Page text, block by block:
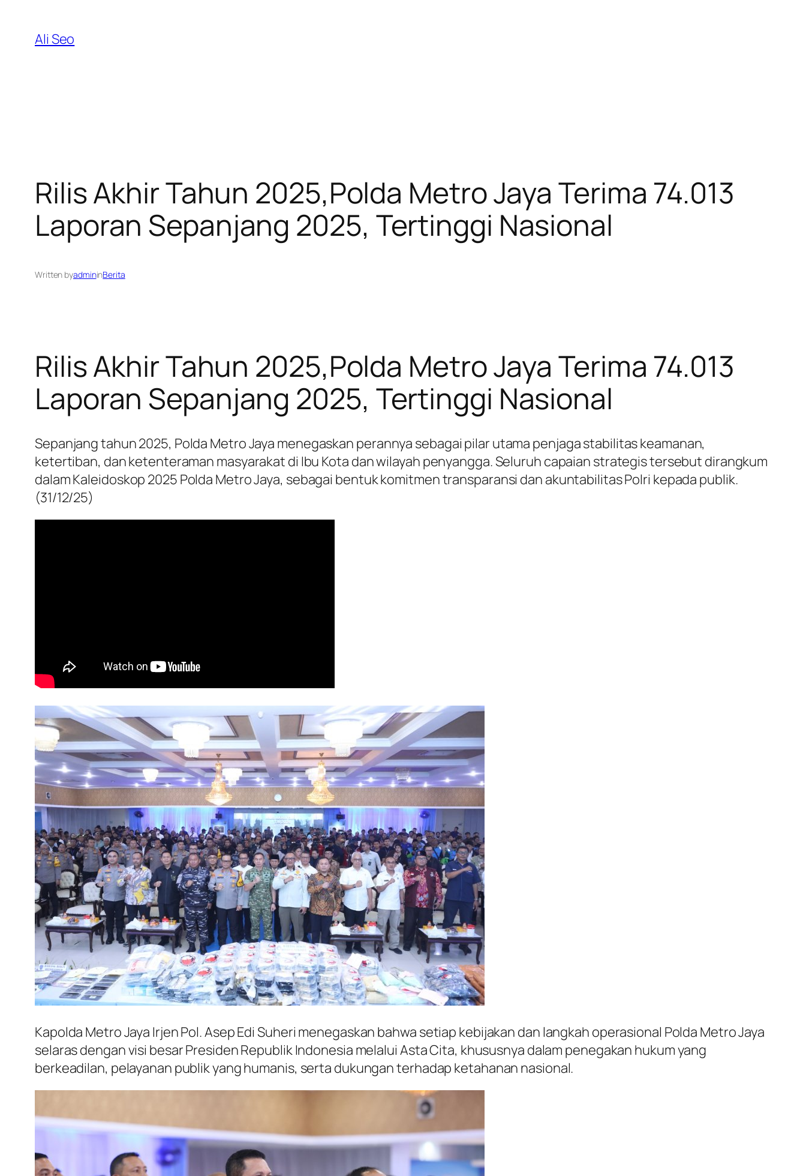
content
Ali Seo
Rilis Akhir Tahun 2025,Polda Metro Jaya Terima 74.013
Laporan Sepanjang 2025, Tertinggi Nasional
Written byadmininBerita
Rilis Akhir Tahun 2025,Polda Metro Jaya Terima 74.013
Laporan Sepanjang 2025, Tertinggi Nasional
Sepanjang tahun 2025, Polda Metro Jaya menegaskan perannya sebagai pilar utama penjaga stabilitas keamanan,
ketertiban, dan ketenteraman masyarakat di Ibu Kota dan wilayah penyangga. Seluruh capaian strategis tersebut dirangkum
dalam Kaleidoskop 2025 Polda Metro Jaya, sebagai bentuk komitmen transparansi dan akuntabilitas Polri kepada publik.
(31/12/25)
Kapolda Metro Jaya Irjen Pol. Asep Edi Suheri menegaskan bahwa setiap kebijakan dan langkah operasional Polda Metro Jaya
selaras dengan visi besar Presiden Republik Indonesia melalui Asta Cita, khususnya dalam penegakan hukum yang
berkeadilan, pelayanan publik yang humanis, serta dukungan terhadap ketahanan nasional.